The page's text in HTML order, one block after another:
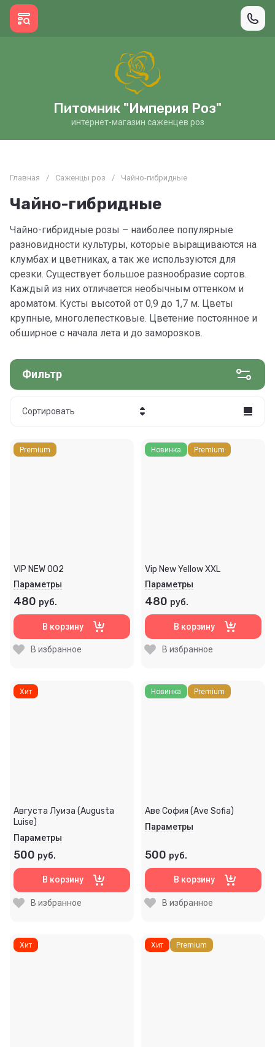
Питомник "Империя Роз"
интернет-магазин саженцев роз
Главная / Саженцы роз / Чайно-гибридные
Чайно-гибридные
Чайно-гибридные розы – наиболее популярные
разновидности культуры, которые выращиваются на
клумбах и цветниках, а так же используются для
срезки. Существует большое разнообразие сортов.
Каждый из них отличается необычным оттенком и
ароматом. Кусты высотой от 0,9 до 1,7 м. Цветы
крупные, многолепестковые. Цветение постоянное и
обширное с начала лета и до заморозков.
Фильтр
Сортировать
Цена - возрастание
Premium
VIP NEW OO2
Параметры
480 руб.
В корзину
В избранное
Новинка Premium
Vip New Yellow XXL
Параметры
480 руб.
В корзину
В избранное
Хит
Августа Луиза (Augusta
Luise)
Параметры
500 руб.
В корзину
В избранное
Новинка Premium
Аве София (Ave Sofia)
Параметры
500 руб.
В корзину
В избранное
Хит Хит Premium